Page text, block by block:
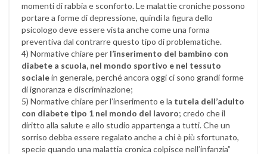
momenti di rabbia e sconforto. Le malattie croniche possono
portare a forme di depressione, quindi la figura dello
psicologo deve essere vista anche come una forma
preventiva dal contrarre questo tipo di problematiche.
4) Normative chiare per l’inserimento del bambino con
diabete a scuola, nel mondo sportivo e nel tessuto
socialein generale, perché ancora oggi ci sono grandi forme
di ignoranza e discriminazione;
5) Normative chiare per l’inserimento e la tutela dell’adulto
con diabete tipo 1 nel mondo del lavoro; credo che il
diritto alla salute e allo studio appartenga a tutti. Che un
sorriso debba essere regalato anche a chi è più sfortunato,
specie quando una malattia cronica colpisce nell’infanzia”